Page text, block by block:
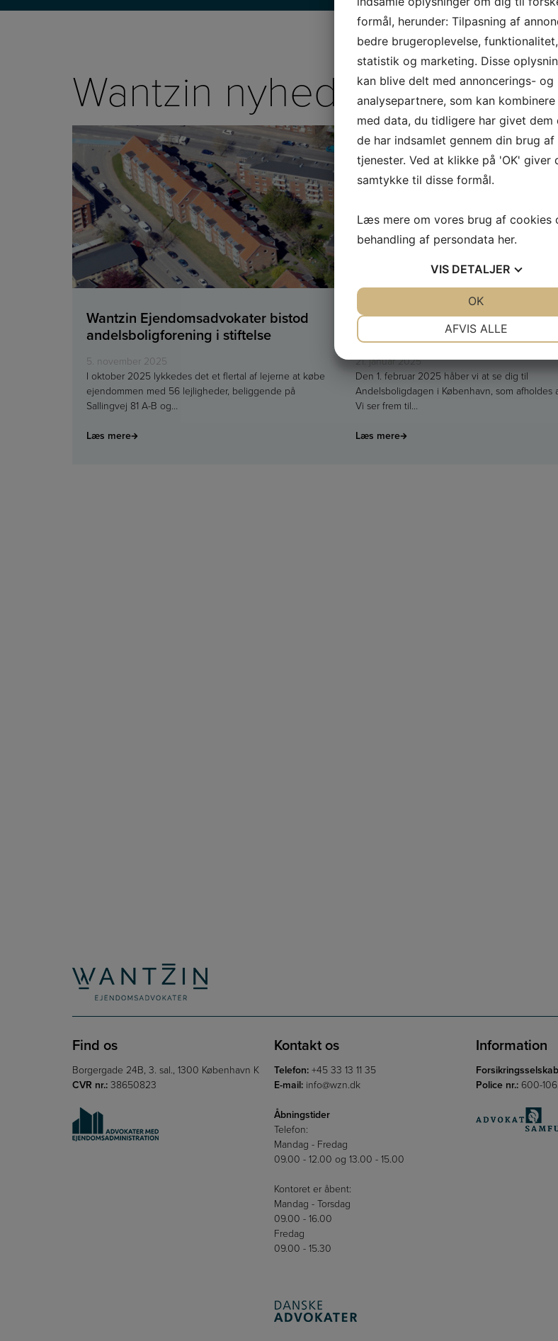
Wantzin nyheder
Wantzin Ejendomsadvokater bistod
andelsboligforening i stiftelse
5. november 2025
I oktober 2025 lykkedes det et flertal af lejerne at købe
ejendommen med 56 lejligheder, beliggende på
Sallingvej 81 A-B og…
Læs mere
Mød Wantzin
Andelsboligdagen i København
21. januar 2025
Den 1. februar 2025 håber vi at se dig til
Andelsboligdagen i København, som afholdes
Vi ser frem til…
Læs mere
Find os
Borgergade 24B, 3. sal., 1300 København K
CVR nr.:38650823
Kontakt os
Telefon:+45 33 13 11 35
E-mail: info@wzn.dk
Åbningstider
Telefon:
Mandag - Fredag
09.00 - 12.00 og 13.00 - 15.00
Kontoret er åbent:
Mandag - Torsdag
09.00 - 16.00
Fredag
09.00 - 15.30
Information
Police nr.: 600-
formål, herunder: Tilpasning af
bedre brugeroplevelse, funktionalitet,
statistik og marketing. Disse
kan blive delt med annoncerings- og
analysepartnere, som kan kombinere
med data, du tidligere har givet dem
de har indsamlet gennem din brug af
tjenester. Ved at klikke på 'OK' giver
samtykke til disse formål.
Læs mere om vores brug af cookies
behandling af persondata her.
VIS DETALJER
MARKETING STATISTIK
AFVIS ALLE
OK